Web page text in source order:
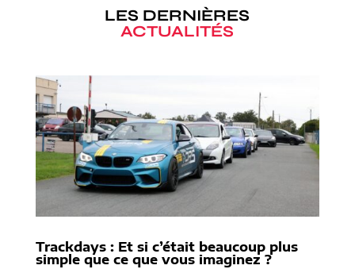
LES DERNIÈRES
ACTUALITÉS
Trackdays : Et si c’était beaucoup plus
simple que ce que vous imaginez ?